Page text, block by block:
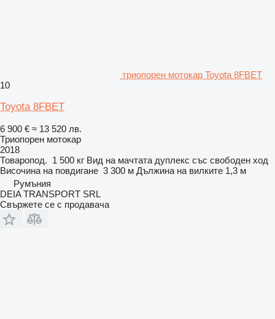
триопорен мотокар Toyota 8FBET
10
Toyota 8FBET
6 900 € ≈ 13 520 лв.
Триопорен мотокар
2018
Товаропод. 1 500 кг Вид на мачтата дуплекс със свободен ход
Височина на повдигане 3 300 м Дължина на вилките 1,3 м
Румъния
DEIA TRANSPORT SRL
Свържете се с продавача